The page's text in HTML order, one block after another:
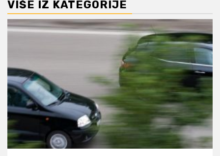
VIŠE IZ KATEGORIJE